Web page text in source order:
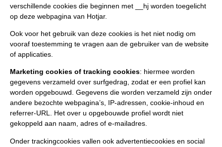
verschillende cookies die beginnen met __hj worden toegelicht
op deze webpagina van Hotjar.
Ook voor het gebruik van deze cookies is het niet nodig om
vooraf toestemming te vragen aan de gebruiker van de website
of applicaties.
Marketing cookies of tracking cookies: hiermee worden
gegevens verzameld over surfgedrag, zodat er een profiel kan
worden opgebouwd. Gegevens die worden verzameld zijn onder
andere bezochte webpagina’s, IP-adressen, cookie-inhoud en
referrer-URL. Het over u opgebouwde profiel wordt niet
gekoppeld aan naam, adres of e-mailadres.
Onder trackingcookies vallen ook advertentiecookies en social